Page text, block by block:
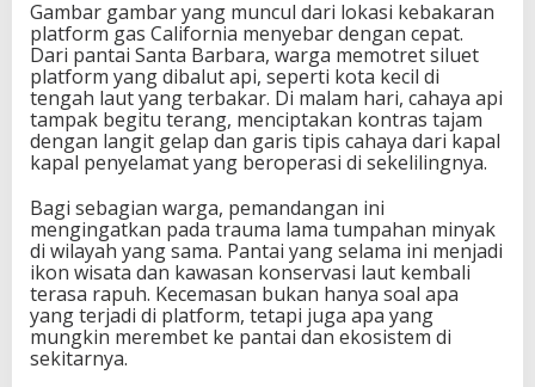
Gambar gambar yang muncul dari lokasi kebakaran
platform gas California menyebar dengan cepat.
Dari pantai Santa Barbara, warga memotret siluet
platform yang dibalut api, seperti kota kecil di
tengah laut yang terbakar. Di malam hari, cahaya api
tampak begitu terang, menciptakan kontras tajam
dengan langit gelap dan garis tipis cahaya dari kapal
kapal penyelamat yang beroperasi di sekelilingnya.
Bagi sebagian warga, pemandangan ini
mengingatkan pada trauma lama tumpahan minyak
di wilayah yang sama. Pantai yang selama ini menjadi
ikon wisata dan kawasan konservasi laut kembali
terasa rapuh. Kecemasan bukan hanya soal apa
yang terjadi di platform, tetapi juga apa yang
mungkin merembet ke pantai dan ekosistem di
sekitarnya.